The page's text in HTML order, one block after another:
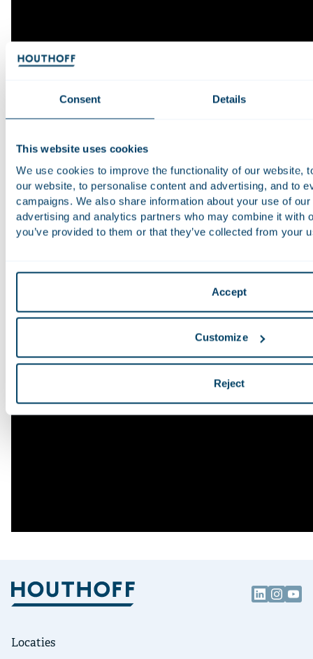
Consent Details
This website uses cookies
We use cookies to improve the functionality of our website,
our website, to personalise content and advertising, and to
campaigns. We also share information about your use of
advertising and analytics partners who may combine it with
you’ve provided to them or that they’ve collected from your
Accept
Customize
Reject
Leadership masterclass | The Voice
Doordat wij soms dagenlang achter elkaar in (online)
van onze stem. Kom hier meer te weten over hoe
lichaamstaal en de toon van de stem gebruikt kan worden
om meer betrokkenheid en maximale impact te creëren.
Deze masterclass staat onder leiding van Ching-Lien Wu,
Locaties